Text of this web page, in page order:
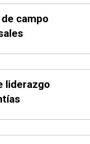
campo
liderazgo